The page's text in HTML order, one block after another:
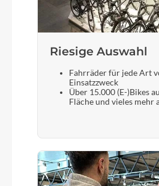
Riesige Auswahl
Fahrräder für jede Art
Einsatzzweck
Über 15.000 (E-)Bikes
Fläche und vieles mehr